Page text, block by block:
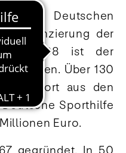
der Deutschen
Finanzierung der
Seit 1998 ist der
Marken. Über 130
aus den
Sporthilfe
Euro.